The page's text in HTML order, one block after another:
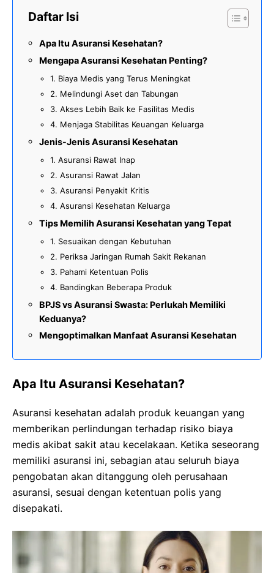
Daftar Isi
Apa Itu Asuransi Kesehatan?
Mengapa Asuransi Kesehatan Penting?
1. Biaya Medis yang Terus Meningkat
2. Melindungi Aset dan Tabungan
3. Akses Lebih Baik ke Fasilitas Medis
4. Menjaga Stabilitas Keuangan Keluarga
Jenis-Jenis Asuransi Kesehatan
1. Asuransi Rawat Inap
2. Asuransi Rawat Jalan
3. Asuransi Penyakit Kritis
4. Asuransi Kesehatan Keluarga
Tips Memilih Asuransi Kesehatan yang Tepat
1. Sesuaikan dengan Kebutuhan
2. Periksa Jaringan Rumah Sakit Rekanan
3. Pahami Ketentuan Polis
4. Bandingkan Beberapa Produk
BPJS vs Asuransi Swasta: Perlukah Memiliki
Keduanya?
Mengoptimalkan Manfaat Asuransi Kesehatan
Apa Itu Asuransi Kesehatan?
Asuransi kesehatan adalah produk keuangan yang
memberikan perlindungan terhadap risiko biaya
medis akibat sakit atau kecelakaan. Ketika seseorang
memiliki asuransi ini, sebagian atau seluruh biaya
pengobatan akan ditanggung oleh perusahaan
asuransi, sesuai dengan ketentuan polis yang
disepakati.